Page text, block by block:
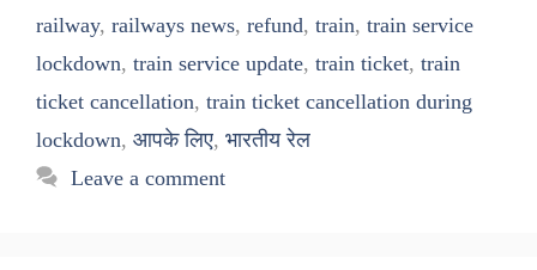
railway, railways news, refund, train, train service
lockdown, train service update, train ticket, train
ticket cancellation, train ticket cancellation during
lockdown, आपके लिए, भारतीय रेल
Leave a comment